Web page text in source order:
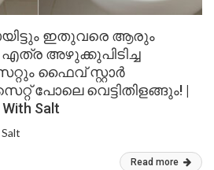
ഇതുവരെ ആരും
അഴുക്കുപിടിച്ച
ഫൈവ് സ്റ്റാർ
പോലെ വെട്ടിതിളങ്ങും! |
Salt
Read more